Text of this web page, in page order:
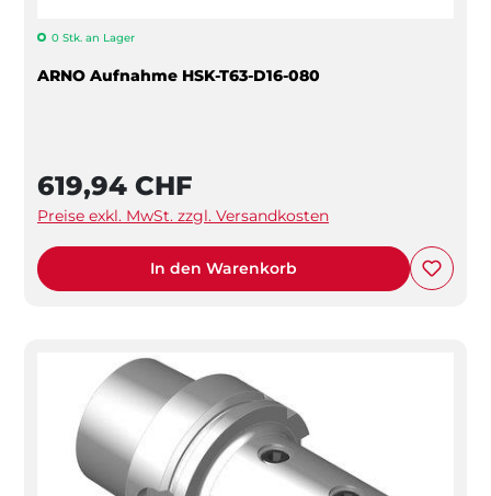
0 Stk. an Lager
ARNO Aufnahme HSK-T63-D16-080
619,94 CHF
Preise exkl. MwSt. zzgl. Versandkosten
In den Warenkorb